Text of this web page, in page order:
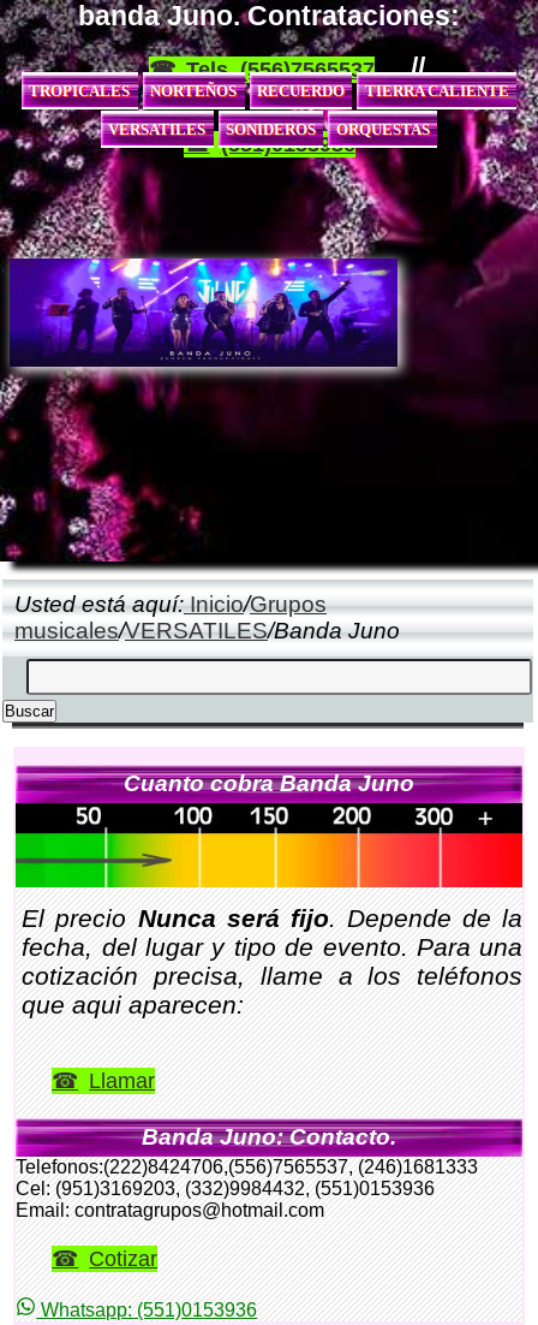
banda Juno. Contrataciones:
Tels. (556)7565537 //
(551)0153936
TROPICALES NORTEÑOS RECUERDO TIERRA CALIENTE
VERSATILES SONIDEROS ORQUESTAS
Usted está aquí:Inicio/Grupos
musicales/VERSATILES/Banda Juno
Cuanto cobra Banda Juno
El precio Nunca será fijo. Depende de la
fecha, del lugar y tipo de evento. Para una
cotización precisa, llame a los teléfonos
que aqui aparecen:
Llamar
Banda Juno: Contacto.
Telefonos:(222)8424706,(556)7565537, (246)1681333
Cel: (951)3169203, (332)9984432, (551)0153936
Email: contratagrupos@hotmail.com
Cotizar
Whatsapp: (551)0153936